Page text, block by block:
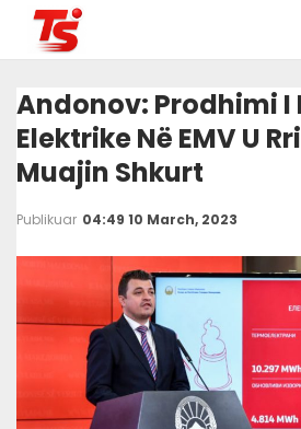
Andonov: Prodhimi I
Elektrike Në EMV U
Muajin Shkurt
Publikuar 04:49 10 March, 2023